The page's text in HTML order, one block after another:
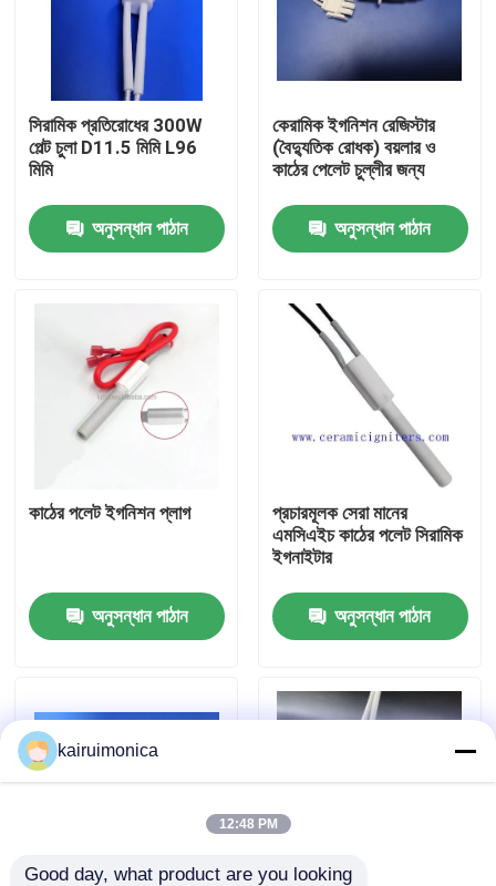
বাড়ি
আমাদের সম্পর্কে
কারখানা ভ্রমণ
যোগাযোগ করুন
উদ্ধৃতির জন্য আবেদন
সিরামিক প্রতিরোধের 300W
পেল্ট চুলা D11.5 মিমি L96
মিমি
অনুসন্ধান পাঠান
কেরামিক ইগনিশন রেজিস্টার
(বৈদ্যুতিক রোধক) বয়লার ও
কাঠের পেলেট চুল্লীর জন্য
অনুসন্ধান পাঠান
কাঠের পলেট ইগনিশন প্লাগ
অনুসন্ধান পাঠান
প্রচারমূলক সেরা মানের
এমসিএইচ কাঠের পলেট সিরামিক
ইগনাইটার
অনুসন্ধান পাঠান
kairuimonica
12:48 PM
Good day, what product are you looking